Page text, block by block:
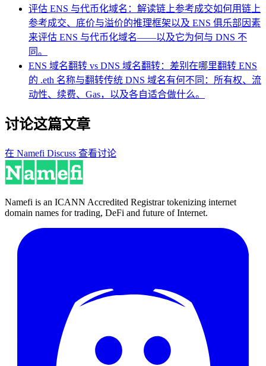
评估 ENS 与代币化域名：解读链上参考成交如何用链上
参考成交、底价与溢价的推理框架以及 ENS 俱乐部因素
来评估 ENS 与代币化域名——以及它为何与 DNS 不
同。
ENS 域名翻转 vs DNS 域名翻转：差别在哪里翻转 ENS
的 .eth 名称与翻转传统 DNS 域名有何不同：所有权、流
动性、续费、Gas，以及各自适合做什么。
讨论这篇文章
在 Namefi Discuss 查看讨论
Namefi is an ICANN Accredited Registrar tokenizing internet
domain names for trading, DeFi and future of Internet.